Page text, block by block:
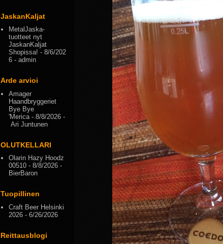
JaskanKaljat
MetalJaska-
tuotteet nyt
JaskanKaljat
Shopissa! - 8/6/202
6 - admin
Arde arvioi
Amager
Haandbryggeriet
Bye Bye
'Merica - 8/8/2026 -
Ari Juntunen
OLUTKELLARI
Olarin Hazy Hoodz
00510 - 8/8/2026 -
BierBaron
Tuopillinen
Craft Beer Helsinki
2026 - 6/26/2026
Reittausblogi